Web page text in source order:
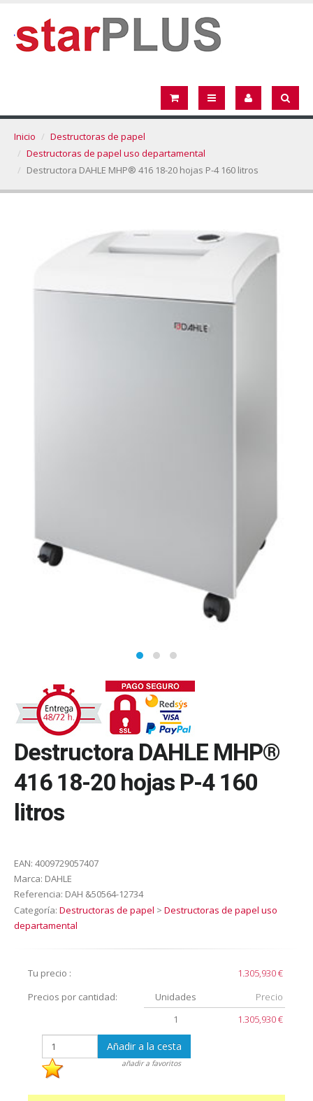
Inicio
Destructoras de papel
Destructoras de papel uso departamental
Destructora DAHLE MHP® 416 18-20 hojas P-4 160 litros
Destructora DAHLE MHP®
416 18-20 hojas P-4 160
litros
EAN: 4009729057407
Marca: DAHLE
Referencia: DAH &50564-12734
Categoría: Destructoras de papel > Destructoras de papel uso
departamental
Tu precio :
1.305,930 €
Precios por cantidad:
Unidades
Precio
1
1.305,930 €
Añadir a la cesta
añadir a favoritos